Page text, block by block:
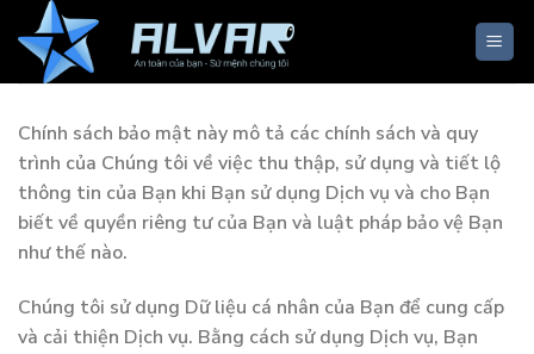
to
content
Chính sách bảo mật này mô tả các chính sách và quy
trình của Chúng tôi về việc thu thập, sử dụng và tiết lộ
thông tin của Bạn khi Bạn sử dụng Dịch vụ và cho Bạn
biết về quyền riêng tư của Bạn và luật pháp bảo vệ Bạn
như thế nào.
Chúng tôi sử dụng Dữ liệu cá nhân của Bạn để cung cấp
và cải thiện Dịch vụ. Bằng cách sử dụng Dịch vụ, Bạn